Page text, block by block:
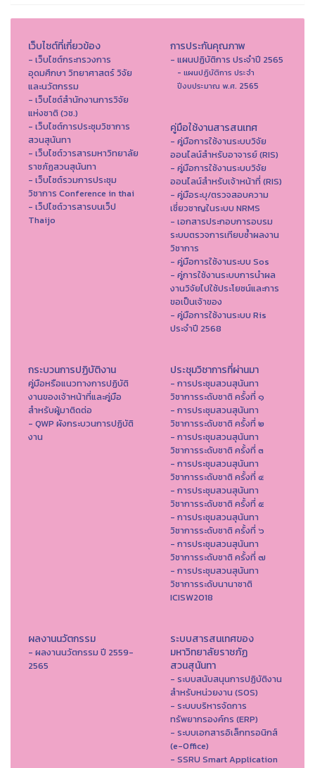
เว็บไซต์ที่เกี่ยวข้อง
- เว็บไซต์กระทรวงการ
อุดมศึกษา วิทยาศาสตร์ วิจัย
และนวัตกรรม
- เว็บไซต์สำนักงานการวิจัย
แห่งชาติ (วช.)
- เว็บไซต์การประชุมวิชาการ
สวนสุนันทา
- เว็บไซต์วารสารมหาวิทยาลัย
ราชภัฏสวนสุนันทา
- เว็บไซต์รวมการประชุม
วิชาการ Conference in thai
- เว็ปไซต์วารสารบนเว็ป
Thaijo
การประกันคุณภาพ
- แผนปฏิบัติการ ประจำปี 2565
- แผนปฏิบัติการ ประจำ
ปีงบประมาณ พ.ศ. 2565
คู่มือใช้งานสารสนเทศ
- คู่มือการใช้งานระบบวิจัย
ออนไลน์สำหรับอาจารย์ (RIS)
- คู่มือการใช้งานระบบวิจัย
ออนไลน์สำหรับเจ้าหน้าที่ (RIS)
- คู่มือระบุ/ตรวจสอบความ
เชี่ยวชาญในระบบ NRMS
- เอกสารประกอบการอบรม
ระบบตรวจการเทียบซ้ำผลงาน
วิชาการ
- คู่มือการใช้งานระบบ Sos
- คู่การใช้งานระบบการนำผล
งานวิจัยไปใช้ประโยชน์และการ
ขอเป็นเจ้าของ
- คู่มือการใช้งานระบบ Ris
ประจำปี 2568
กระบวนการปฏิบัติงาน
คู่มือหรือแนวทางการปฏิบัติ
งานของเจ้าหน้าที่และคู่มือ
สำหรับผู้มาติดต่อ
- QWP ผังกระบวนการปฏิบัติ
งาน
ประชุมวิชาการที่ผ่านมา
- การประชุมสวนสุนันทา
วิชาการระดับชาติ ครั้งที่ ๑
- การประชุมสวนสุนันทา
วิชาการระดับชาติ ครั้งที่ ๒
- การประชุมสวนสุนันทา
วิชาการระดับชาติ ครั้งที่ ๓
- การประชุมสวนสุนันทา
วิชาการระดับชาติ ครั้งที่ ๔
- การประชุมสวนสุนันทา
วิชาการระดับชาติ ครั้งที่ ๕
- การประชุมสวนสุนันทา
วิชาการระดับชาติ ครั้งที่ ๖
- การประชุมสวนสุนันทา
วิชาการระดับชาติ ครั้งที่ ๗
- การประชุมสวนสุนันทา
วิชาการระดับนานาชาติ
ICISW2018
ผลงานนวัตกรรม
- ผลงานนวัตกรรม ปี 2559-
2565
ระบบสารสนเทศของ
มหาวิทยาลัยราชภัฏ
สวนสุนันทา
- ระบบสนับสนุนการปฏิบัติงาน
สำหรับหน่วยงาน (SOS)
- ระบบบริหารจัดการ
ทรัพยากรองค์กร (ERP)
- ระบบเอกสารอิเล็กทรอนิกส์
(e-Office)
- SSRU Smart Application